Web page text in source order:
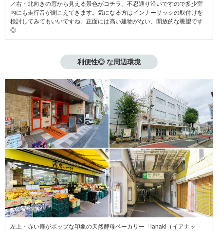
／右・北向きの窓から見える景色がコチラ。不忍通り沿いですので多少室
内にも走行音が聞こえてきます。気になる方はインナーサッシの取付けを
検討してみてもいいですね。正面には高い建物がない、開放的な眺望です
◎
利便性◎ な周辺環境
左上・赤い扉がポップな印象の天然酵母ベーカリー「ianak!（イアナッ